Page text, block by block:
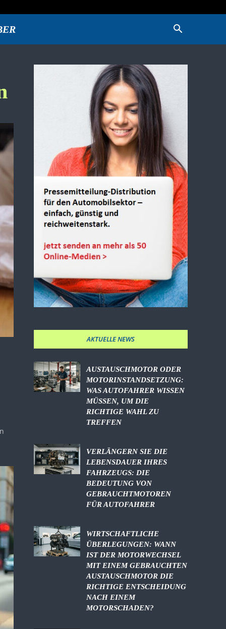
AKTUELLE NEWS
AUSTAUSCHMOTOR ODER
MOTORINSTANDSETZUNG:
WAS AUTOFAHRER WISSEN
MÜSSEN, UM DIE
RICHTIGE WAHL ZU
TREFFEN
VERLÄNGERN SIE DIE
LEBENSDAUER IHRES
FAHRZEUGS: DIE
BEDEUTUNG VON
GEBRAUCHTMOTOREN
FÜR AUTOFAHRER
WIRTSCHAFTLICHE
ÜBERLEGUNGEN: WANN
IST DER MOTORWECHSEL
MIT EINEM GEBRAUCHTEN
AUSTAUSCHMOTOR DIE
RICHTIGE ENTSCHEIDUNG
NACH EINEM
MOTORSCHADEN?